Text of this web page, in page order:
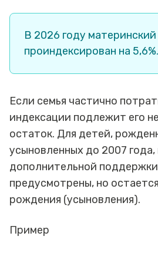
В 2026 году
проиндексирован на 5,6%.
Если семья частично
индексации подлежит его
остаток. Для детей,
усыновленных до 2007
дополнительной
предусмотрены, но
рождения (усыновления).
Пример